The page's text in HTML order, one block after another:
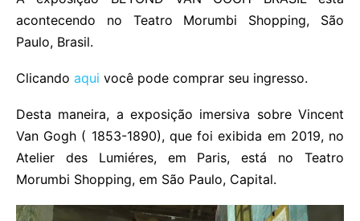
acontecendo no Teatro Morumbi Shopping, São
Paulo, Brasil.
Clicando aqui você pode comprar seu ingresso.
Desta maneira, a exposição imersiva sobre Vincent
Van Gogh ( 1853-1890), que foi exibida em 2019, no
Atelier des Lumiéres, em Paris, está no Teatro
Morumbi Shopping, em São Paulo, Capital.